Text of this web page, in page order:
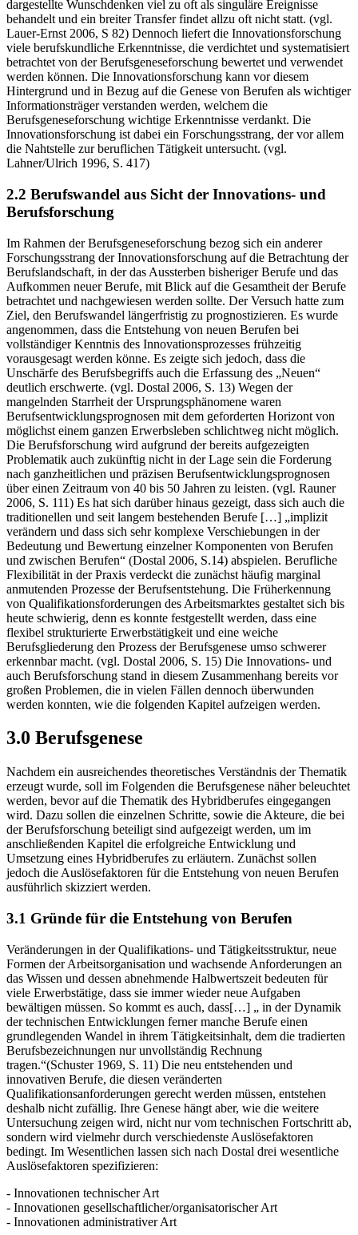
der Innovationsforschung nicht selten und ganz gegen das oben
dargestellte Wunschdenken viel zu oft als singuläre Ereignisse
behandelt und ein breiter Transfer findet allzu oft nicht statt. (vgl.
Lauer-Ernst 2006, S 82) Dennoch liefert die Innovationsforschung
viele berufskundliche Erkenntnisse, die verdichtet und systematisiert
betrachtet von der Berufsgeneseforschung bewertet und verwendet
werden können. Die Innovationsforschung kann vor diesem
Hintergrund und in Bezug auf die Genese von Berufen als wichtiger
Informationsträger verstanden werden, welchem die
Berufsgeneseforschung wichtige Erkenntnisse verdankt. Die
Innovationsforschung ist dabei ein Forschungsstrang, der vor allem
die Nahtstelle zur beruflichen Tätigkeit untersucht. (vgl.
2.2 Berufswandel aus Sicht der Innovations- und
Berufsforschung
Im Rahmen der Berufsgeneseforschung bezog sich ein anderer
Forschungsstrang der Innovationsforschung auf die Betrachtung der
Berufslandschaft, in der das Aussterben bisheriger Berufe und das
Aufkommen neuer Berufe, mit Blick auf die Gesamtheit der Berufe
betrachtet und nachgewiesen werden sollte. Der Versuch hatte zum
Ziel, den Berufswandel längerfristig zu prognostizieren. Es wurde
angenommen, dass die Entstehung von neuen Berufen bei
vollständiger Kenntnis des Innovationsprozesses frühzeitig
vorausgesagt werden könne. Es zeigte sich jedoch, dass die
Unschärfe des Berufsbegriffs auch die Erfassung des „Neuen“
deutlich erschwerte. (vgl. Dostal 2006, S. 13) Wegen der
mangelnden Starrheit der Ursprungsphänomene waren
Berufsentwicklungsprognosen mit dem geforderten Horizont von
möglichst einem ganzen Erwerbsleben schlichtweg nicht möglich.
Die Berufsforschung wird aufgrund der bereits aufgezeigten
Problematik auch zukünftig nicht in der Lage sein die Forderung
nach ganzheitlichen und präzisen Berufsentwicklungsprognosen
über einen Zeitraum von 40 bis 50 Jahren zu leisten. (vgl. Rauner
2006, S. 111) Es hat sich darüber hinaus gezeigt, dass sich auch die
traditionellen und seit langem bestehenden Berufe […] „implizit
verändern und dass sich sehr komplexe Verschiebungen in der
Bedeutung und Bewertung einzelner Komponenten von Berufen
und zwischen Berufen“ (Dostal 2006, S.14) abspielen. Berufliche
Flexibilität in der Praxis verdeckt die zunächst häufig marginal
anmutenden Prozesse der Berufsentstehung. Die Früherkennung
von Qualifikationsforderungen des Arbeitsmarktes gestaltet sich bis
heute schwierig, denn es konnte festgestellt werden, dass eine
flexibel strukturierte Erwerbstätigkeit und eine weiche
Berufsgliederung den Prozess der Berufsgenese umso schwerer
erkennbar macht. (vgl. Dostal 2006, S. 15) Die Innovations- und
auch Berufsforschung stand in diesem Zusammenhang bereits vor
großen Problemen, die in vielen Fällen dennoch überwunden
3.0 Berufsgenese
Nachdem ein ausreichendes theoretisches Verständnis der Thematik
erzeugt wurde, soll im Folgenden die Berufsgenese näher beleuchtet
werden, bevor auf die Thematik des Hybridberufes eingegangen
wird. Dazu sollen die einzelnen Schritte, sowie die Akteure, die bei
der Berufsforschung beteiligt sind aufgezeigt werden, um im
anschließenden Kapitel die erfolgreiche Entwicklung und
Umsetzung eines Hybridberufes zu erläutern. Zunächst sollen
jedoch die Auslösefaktoren für die Entstehung von neuen Berufen
Veränderungen in der Qualifikations- und Tätigkeitsstruktur, neue
Formen der Arbeitsorganisation und wachsende Anforderungen an
das Wissen und dessen abnehmende Halbwertszeit bedeuten für
viele Erwerbstätige, dass sie immer wieder neue Aufgaben
bewältigen müssen. So kommt es auch, dass[…] „ in der Dynamik
der technischen Entwicklungen ferner manche Berufe einen
grundlegenden Wandel in ihrem Tätigkeitsinhalt, dem die tradierten
Berufsbezeichnungen nur unvollständig Rechnung
tragen.“(Schuster 1969, S. 11) Die neu entstehenden und
innovativen Berufe, die diesen veränderten
Qualifikationsanforderungen gerecht werden müssen, entstehen
deshalb nicht zufällig. Ihre Genese hängt aber, wie die weitere
Untersuchung zeigen wird, nicht nur vom technischen Fortschritt ab,
sondern wird vielmehr durch verschiedenste Auslösefaktoren
bedingt. Im Wesentlichen lassen sich nach Dostal drei wesentliche
- Innovationen technischer Art
- Innovationen gesellschaftlicher/organisatorischer Art